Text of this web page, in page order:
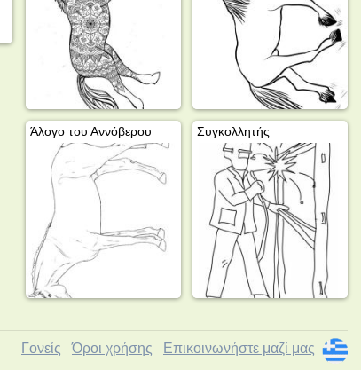
Άλογο του Αννόβερου Συγκολλητής
Γονείς Όροι χρήσης Επικοινωνήστε μαζί μας